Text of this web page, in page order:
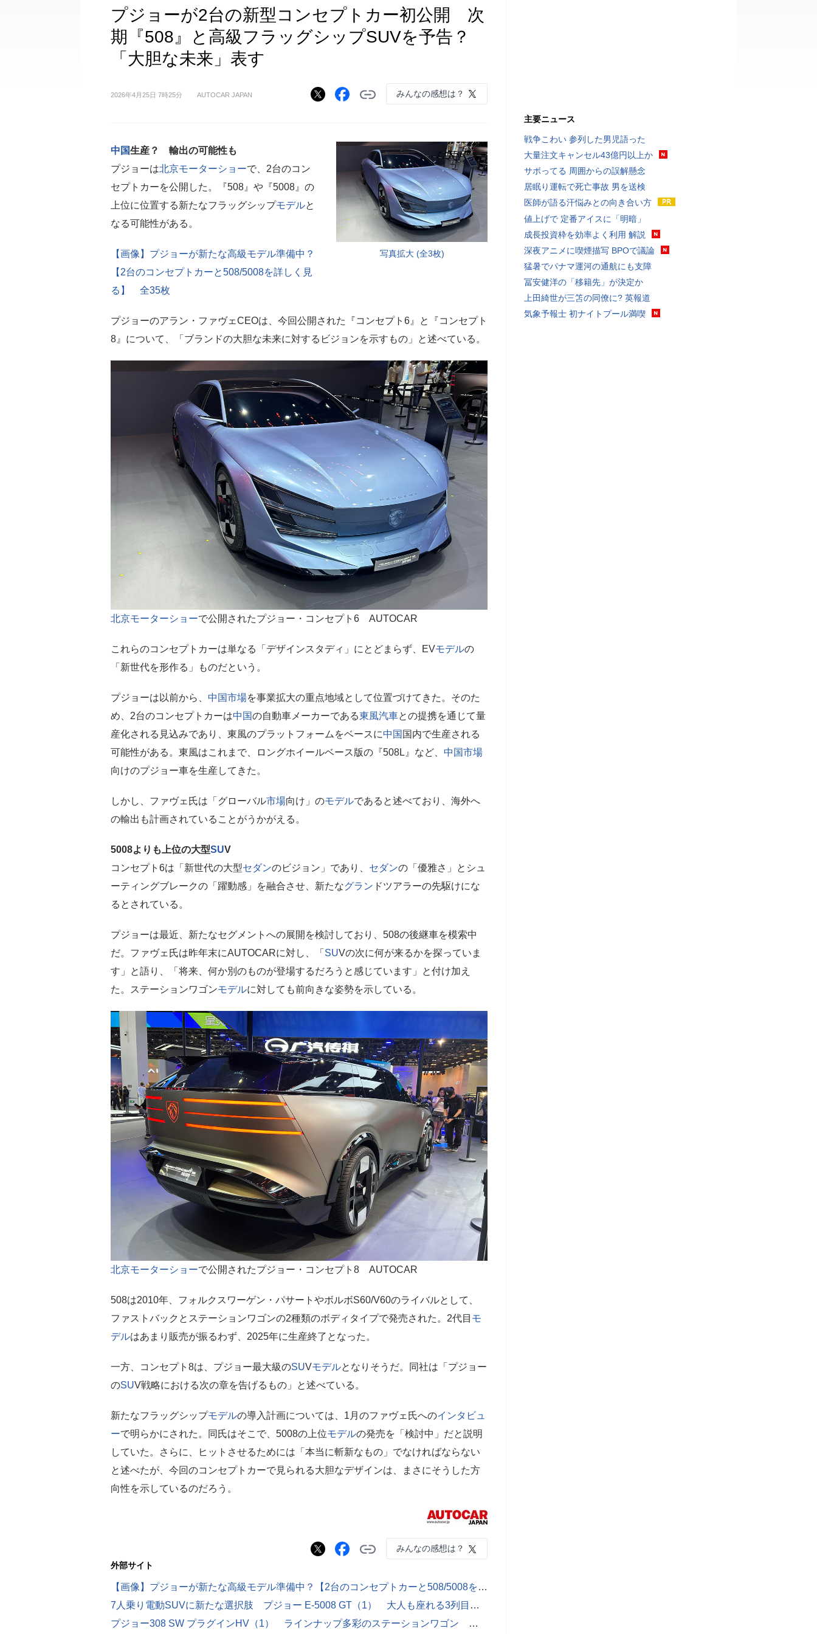
プジョーが2台の新型コンセプトカー初公開 次
期『508』と高級フラッグシップSUVを予告？
「大胆な未来」表す
2026年4月25日 7時25分 AUTOCAR JAPAN みんなの感想は？
写真拡大 (全3枚)
中国生産？ 輸出の可能性も
プジョーは北京モーターショーで、2台のコン
セプトカーを公開した。『508』や『5008』の
上位に位置する新たなフラッグシップモデルと
なる可能性がある。
【画像】プジョーが新たな高級モデル準備中？
【2台のコンセプトカーと508/5008を詳しく見
る】 全35枚
プジョーのアラン・ファヴェCEOは、今回公開された『コンセプト6』と『コンセプト
8』について、「ブランドの大胆な未来に対するビジョンを示すもの」と述べている。
北京モーターショーで公開されたプジョー・コンセプト6 AUTOCAR
これらのコンセプトカーは単なる「デザインスタディ」にとどまらず、EVモデルの
「新世代を形作る」ものだという。
プジョーは以前から、 中国市場を事業拡大の重点地域として位置づけてきた。そのた
め、2台のコンセプトカーは中国の自動車メーカーである東風汽車との提携を通じて量
産化される見込みであり、東風のプラットフォームをベースに中国 国内で生産される
可能性がある。東風はこれまで、ロングホイールベース版の『508L』など、 中国市場
向けのプジョー車を生産してきた。
しかし、ファヴェ氏は「グローバル市場向け」のモデルであると述べており、海外へ
の輸出も計画されていることがうかがえる。
5008よりも上位の大型SUV
コンセプト6は「新世代の大型セダンのビジョン」であり、 セダンの「優雅さ」とシュ
ーティングブレークの「躍動感」を融合させ、新たなグラン ドツアラーの先駆けにな
るとされている。
プジョーは最近、新たなセグメントへの展開を検討しており、508の後継車を模索中
だ。ファヴェ氏は昨年末にAUTOCARに対し、「 SUVの次に何が来るかを探っていま
す」と語り、「将来、何か別のものが登場するだろうと感じています」と付け加え
た。ステーションワゴンモデルに対しても前向きな姿勢を示している。
北京モーターショーで公開されたプジョー・コンセプト8 AUTOCAR
508は2010年、フォルクスワーゲン・パサートやボルボS60/V60のライバルとして、
ファストバックとステーションワゴンの2種類のボディタイプで発売された。2代目 モ
デルはあまり販売が振るわず、2025年に生産終了となった。
一方、コンセプト8は、プジョー最大級のSUVモデルとなりそうだ。同社は「プジョー
のSUV戦略における次の章を告げるもの」と述べている。
新たなフラッグシップモデルの導入計画については、1月のファヴェ氏へのインタビュ
ーで明らかにされた。同氏はそこで、5008の上位モデルの発売を「検討中」だと説明
していた。さらに、ヒットさせるためには「本当に斬新なもの」でなければならない
と述べたが、今回のコンセプトカーで見られる大胆なデザインは、まさにそうした方
向性を示しているのだろう。
みんなの感想は？
外部サイト
【画像】プジョーが新たな高級モデル準備中？【2台のコンセプトカーと508/5008を詳しく見る】 全35枚
7人乗り電動SUVに新たな選択肢 プジョー E-5008 GT（1） 大人も座れる3列目 適度な大きさの大胆ボディ
プジョー308 SW プラグインHV（1） ラインナップ多彩のステーションワゴン 広い荷室で実用性もしっかり
主要ニュース
戦争こわい 参列した男児語った
大量注文キャンセル43億円以上か
サボってる 周囲からの誤解懸念
居眠り運転で死亡事故 男を送検
医師が語る汗悩みとの向き合い方
値上げで 定番アイスに「明暗」
成長投資枠を効率よく利用 解説
深夜アニメに喫煙描写 BPOで議論
猛暑でパナマ運河の通航にも支障
冨安健洋の「移籍先」が決定か
上田綺世が三笘の同僚に? 英報道
気象予報士 初ナイトプール満喫